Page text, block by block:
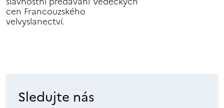
cen Francouzského
velvyslanectví.
Sledujte nás